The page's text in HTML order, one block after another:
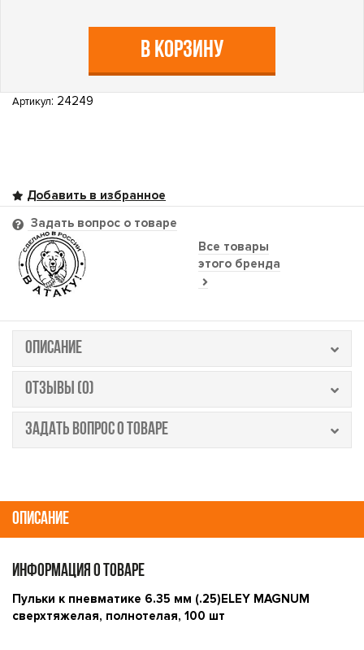
В КОРЗИНУ
Артикул: 24249
Все товары
этого бренда
Задать вопрос о товаре
ОПИСАНИЕ
ОТЗЫВЫ (0)
ЗАДАТЬ ВОПРОС О ТОВАРЕ
ОПИСАНИЕ
ИНФОРМАЦИЯ О ТОВАРЕ
Пульки к пневматике 6.35 мм (.25)ELEY MAGNUM
сверхтяжелая, полнотелая, 100 шт